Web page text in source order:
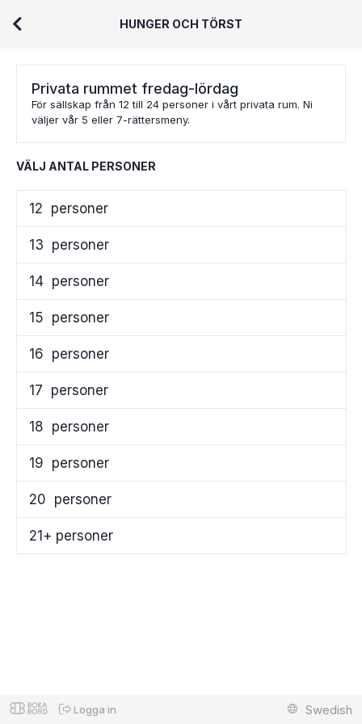
HUNGER OCH TÖRST
Privata rummet fredag-lördag
För sällskap från 12 till 24 personer i vårt privata rum. Ni
väljer vår 5 eller 7-rättersmeny.
VÄLJ ANTAL PERSONER
12 personer
13 personer
14 personer
15 personer
16 personer
17 personer
18 personer
19 personer
20 personer
21+ personer
Logga in Swedish